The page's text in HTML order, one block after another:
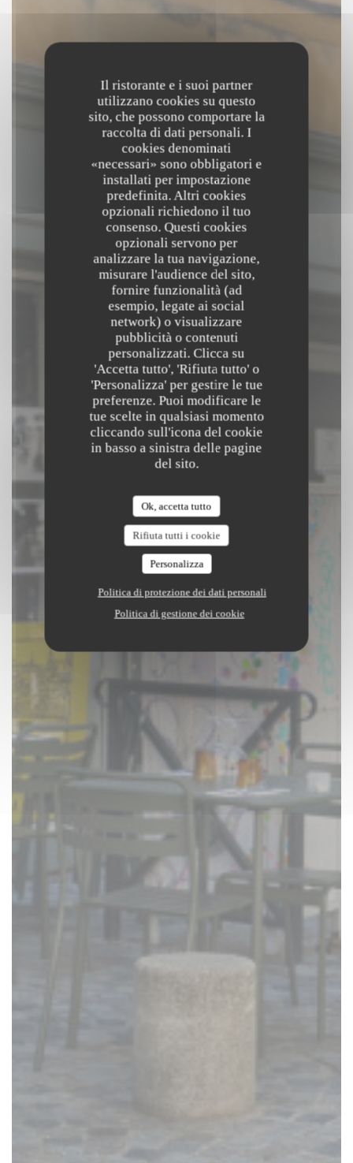
Il ristorante e i suoi partner
utilizzano cookies su questo
sito, che possono comportare la
raccolta di dati personali. I
cookies denominati
«necessari» sono obbligatori e
installati per impostazione
predefinita. Altri cookies
opzionali richiedono il tuo
consenso. Questi cookies
opzionali servono per
analizzare la tua navigazione,
misurare l'audience del sito,
fornire funzionalità (ad
esempio, legate ai social
network) o visualizzare
pubblicità o contenuti
personalizzati. Clicca su
'Accetta tutto', 'Rifiuta tutto' o
'Personalizza' per gestire le tue
preferenze. Puoi modificare le
tue scelte in qualsiasi momento
cliccando sull'icona del cookie
in basso a sinistra delle pagine
del sito.
Ok, accetta tutto
Rifiuta tutti i cookie
Personalizza
Politica di protezione dei dati personali
Politica di gestione dei cookie
Páou
CUISINE À PARTAGER |ARLES
PRENOTA